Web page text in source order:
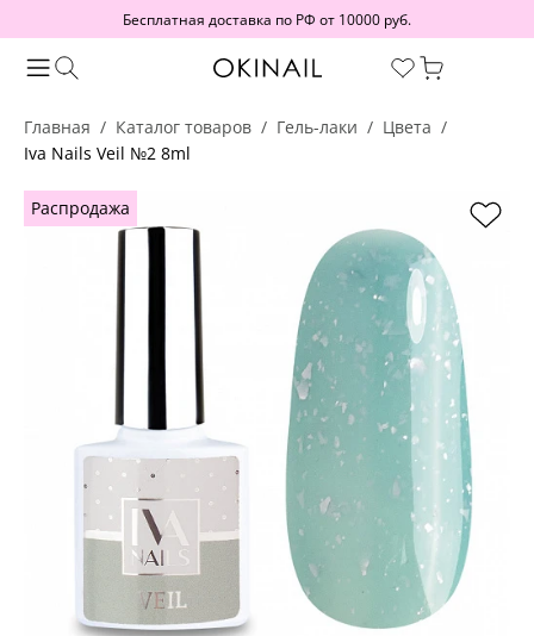
Бесплатная доставка по РФ от 10000 руб.
Главная Каталог товаров Гель-лаки
Цвета
Iva Nails Veil №2 8ml
Распродажа